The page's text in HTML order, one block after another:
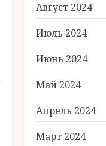
Август 2024
Июль 2024
Июнь 2024
Май 2024
Апрель 2024
Март 2024